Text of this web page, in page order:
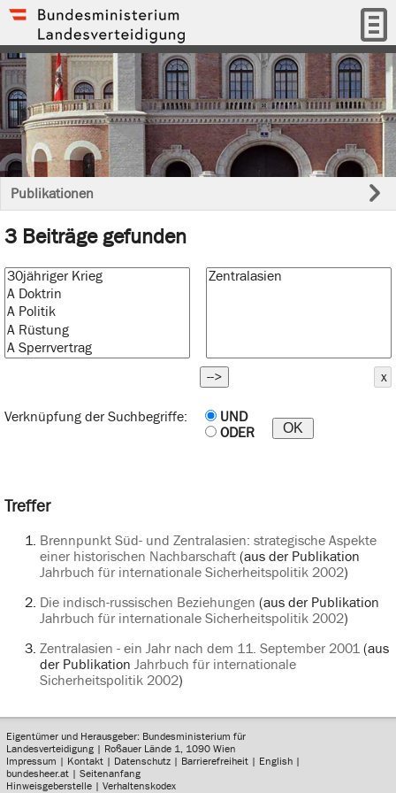
Publikationen
3 Beiträge gefunden
Verknüpfung der Suchbegriffe:
UND
ODER
Treffer
Brennpunkt Süd- und Zentralasien: strategische Aspekte
einer historischen Nachbarschaft(aus der Publikation
Jahrbuch für internationale Sicherheitspolitik 2002)
Die indisch-russischen Beziehungen (aus der Publikation
Jahrbuch für internationale Sicherheitspolitik 2002)
Zentralasien - ein Jahr nach dem 11. September 2001 (aus
der Publikation Jahrbuch für internationale
Sicherheitspolitik 2002)
Eigentümer und Herausgeber: Bundesministerium für
Landesverteidigung | Roßauer Lände 1, 1090 Wien
Impressum | Kontakt | Datenschutz | Barrierefreiheit | English |
bundesheer.at |Seitenanfang
Hinweisgeberstelle |Verhaltenskodex